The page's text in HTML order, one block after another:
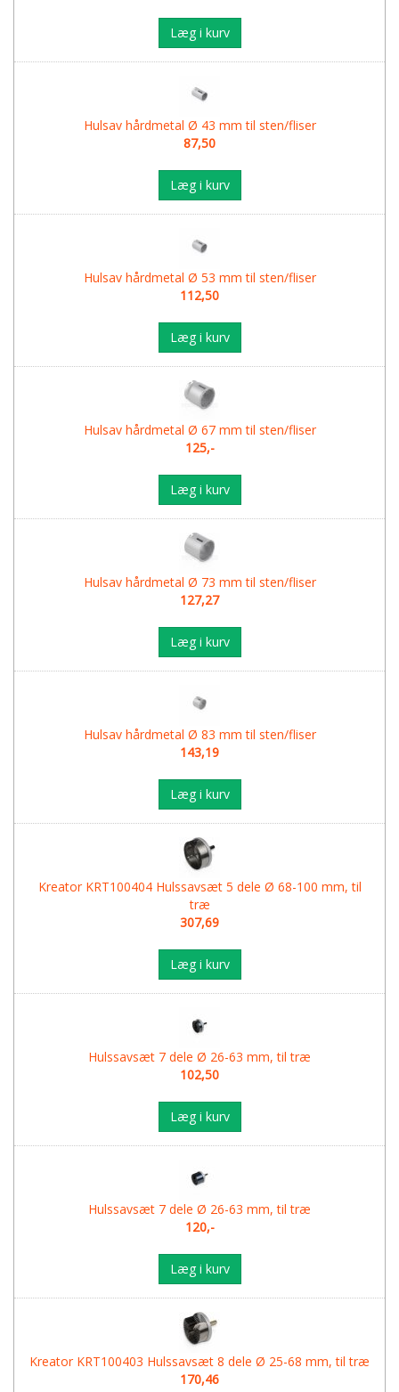
Læg i kurv
Hulsav hårdmetal Ø 43 mm til sten/fliser
87,50
Læg i kurv
Hulsav hårdmetal Ø 53 mm til sten/fliser
112,50
Læg i kurv
Hulsav hårdmetal Ø 67 mm til sten/fliser
125,-
Læg i kurv
Hulsav hårdmetal Ø 73 mm til sten/fliser
127,27
Læg i kurv
Hulsav hårdmetal Ø 83 mm til sten/fliser
143,19
Læg i kurv
Kreator KRT100404 Hulssavsæt 5 dele Ø 68-100 mm, til
træ
307,69
Læg i kurv
Hulssavsæt 7 dele Ø 26-63 mm, til træ
102,50
Læg i kurv
Hulssavsæt 7 dele Ø 26-63 mm, til træ
120,-
Læg i kurv
Kreator KRT100403 Hulssavsæt 8 dele Ø 25-68 mm, til træ
170,46